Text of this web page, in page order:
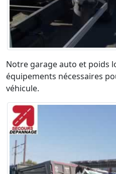
Notre garage auto et poids
équipements nécessaires
véhicule.